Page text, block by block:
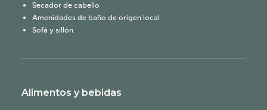
Secador de cabello
Amenidades de baño de origen local
Sofá y sillón
Alimentos y bebidas